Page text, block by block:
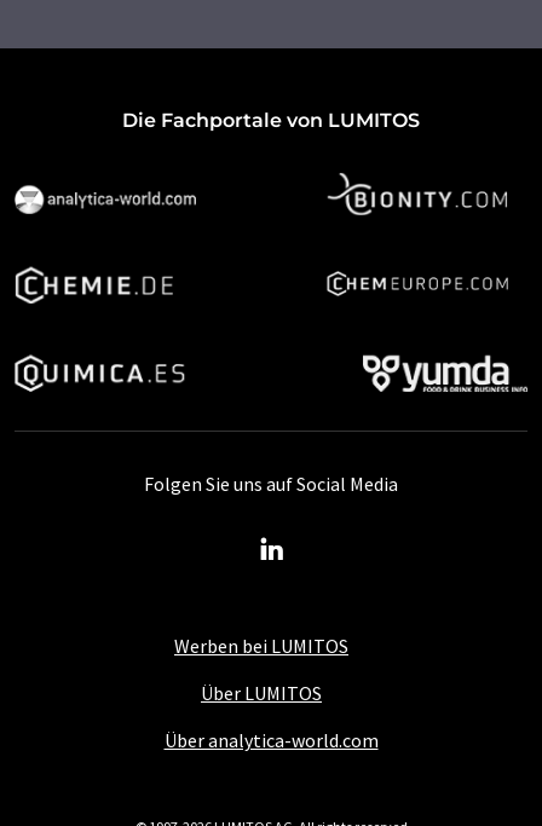
Die Fachportale von LUMITOS
Werben bei LUMITOS
Über LUMITOS
Über analytica-world.com
Folgen Sie uns auf Social Media